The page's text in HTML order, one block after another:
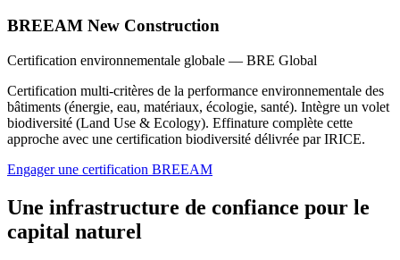
BREEAM New Construction
Certification environnementale globale — BRE Global
Certification multi-critères de la performance environnementale des
bâtiments (énergie, eau, matériaux, écologie, santé). Intègre un volet
biodiversité (Land Use & Ecology). Effinature complète cette
approche avec une certification biodiversité délivrée par IRICE.
Engager une certification BREEAM
Une infrastructure de confiance pour le
capital naturel